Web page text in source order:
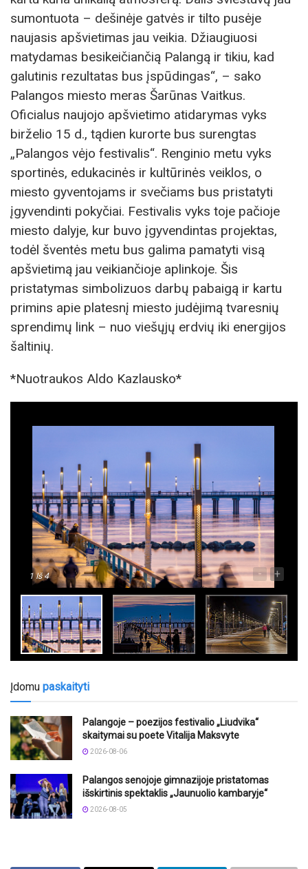
sumontuota – dešinėje gatvės ir tilto pusėje
naujasis apšvietimas jau veikia. Džiaugiuosi
matydamas besikeičiančią Palangą ir tikiu, kad
galutinis rezultatas bus įspūdingas“, – sako
Palangos miesto meras Šarūnas Vaitkus.
Oficialus naujojo apšvietimo atidarymas vyks
birželio 15 d., tądien kurorte bus surengtas
„Palangos vėjo festivalis“. Renginio metu vyks
sportinės, edukacinės ir kultūrinės veiklos, o
miesto gyventojams ir svečiams bus pristatyti
įgyvendinti pokyčiai. Festivalis vyks toje pačioje
miesto dalyje, kur buvo įgyvendintas projektas,
todėl šventės metu bus galima pamatyti visą
apšvietimą jau veikiančioje aplinkoje. Šis
pristatymas simbolizuos darbų pabaigą ir kartu
primins apie platesnį miesto judėjimą tvaresnių
sprendimų link – nuo viešųjų erdvių iki energijos
šaltinių.
*Nuotraukos Aldo Kazlausko*
1 Iš 4 - +
Įdomu paskaityti
Palangoje – poezijos festivalio „Liudvika“
skaitymai su poete Vitalija Maksvyte
2026-08-06
Palangos senojoje gimnazijoje pristatomas
išskirtinis spektaklis „Jaunuolio kambaryje“
2026-08-05